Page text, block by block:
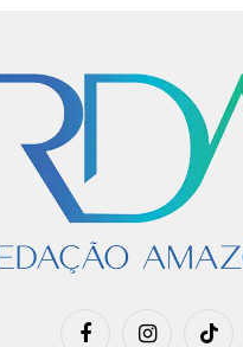
FacebookInstagramTikTok